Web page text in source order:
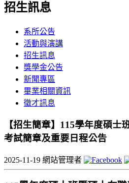
招生訊息
系所公告
活動與演講
招生訊息
獎學金公告
新聞專區
畢業相關資訊
徵才訊息
【招生簡章】115學年度碩士
考試簡章及重要日程公告
2025-11-19 網站管理者